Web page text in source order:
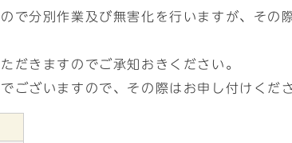
で分別作業及び無害化を行いますが、その
だきますのでご承知おきください。
ございますので、その際はお申し付けくだ